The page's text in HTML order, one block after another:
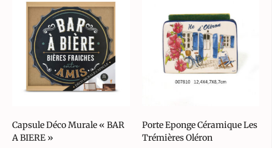
Capsule Déco Murale « BAR
A BIERE »
Porte Eponge Céramique Les
Trémières Oléron